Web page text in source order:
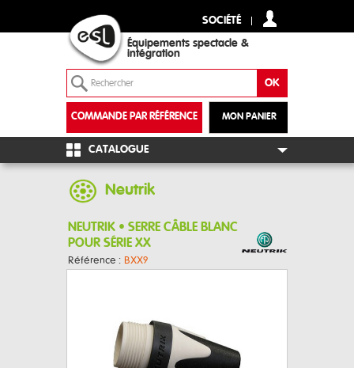
SOCIÉTÉ
Équipements spectacle &
intégration
MON PANIER
COMMANDE PAR RÉFÉRENCE
+
CATALOGUE
Neutrik
NEUTRIK • SERRE CÂBLE BLANC
POUR SÉRIE XX
Référence : BXX9